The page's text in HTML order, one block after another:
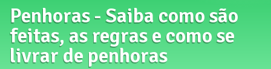
Penhoras - Saiba como são
feitas, as regras e como se
livrar de penhoras